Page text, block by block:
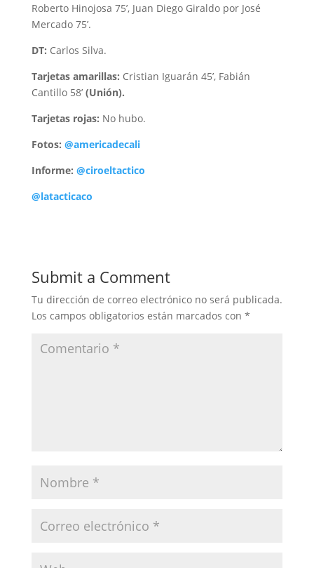
Roberto Hinojosa 75’, Juan Diego Giraldo por José
Mercado 75’.
DT: Carlos Silva.
Tarjetas amarillas: Cristian Iguarán 45’, Fabián
Cantillo 58’ (Unión).
Tarjetas rojas: No hubo.
Fotos: @americadecali
Informe: @ciroeltactico
@latacticaco
Submit a Comment
Tu dirección de correo electrónico no será publicada.
Los campos obligatorios están marcados con *